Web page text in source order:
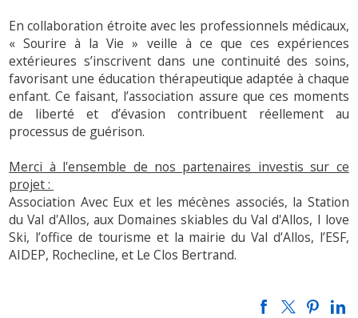
En collaboration étroite avec les professionnels médicaux,
« Sourire à la Vie » veille à ce que ces expériences
extérieures s’inscrivent dans une continuité des soins,
favorisant une éducation thérapeutique adaptée à chaque
enfant. Ce faisant, l’association assure que ces moments
de liberté et d’évasion contribuent réellement au
processus de guérison.
Merci à l'ensemble de nos partenaires investis sur ce
projet :
Association Avec Eux et les mécènes associés, la Station
du Val d'Allos, aux Domaines skiables du Val d'Allos, I love
Ski, l’office de tourisme et la mairie du Val d’Allos, l’ESF,
AIDEP, Rochecline, et Le Clos Bertrand.